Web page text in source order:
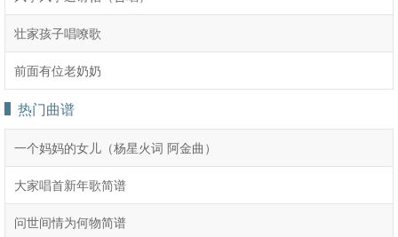
壮家孩子唱嘹歌
前面有位老奶奶
热门曲谱
一个妈妈的女儿（杨星火词 阿金曲）
大家唱首新年歌简谱
问世间情为何物简谱